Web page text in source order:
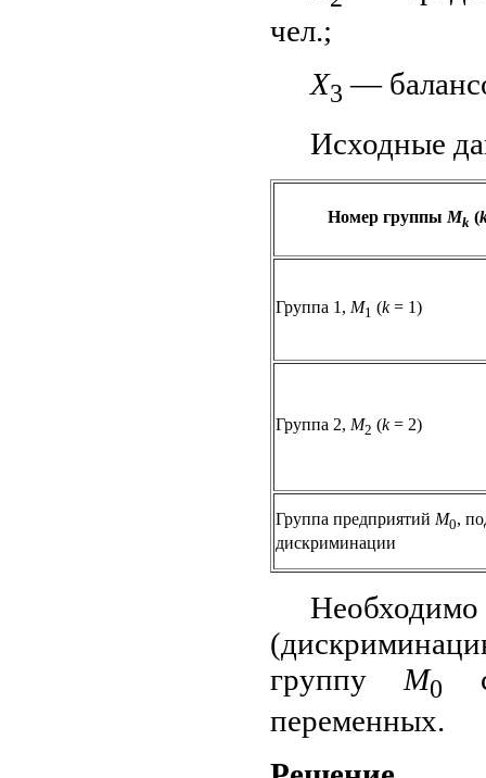
чел.;
Х3 —
Исходные
Номер группы Mk (
Группа 1, M1 (k= 1)
Группа 2, M2 (k= 2)
Группа предприятий M0,
дискриминации
группу М0
переменных.